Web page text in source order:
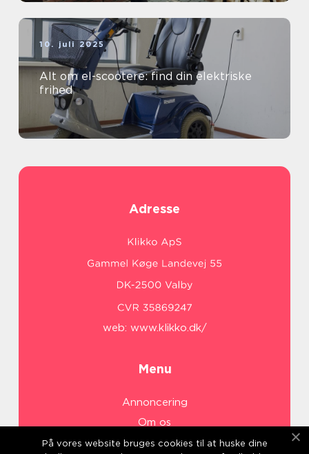
10. juli 2025
Alt om el-scootere: find din elektriske
frihed
Adresse
web: www.klikko.dk/
Menu
Annoncering
Om os
Cookies
På vores website bruges cookies til at huske dine